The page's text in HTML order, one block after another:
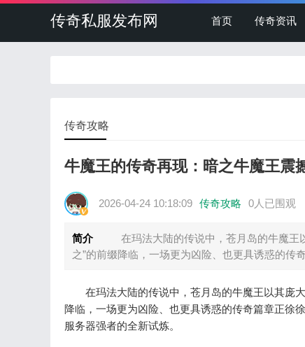
传奇私服发布网 首页 传奇资讯
传奇攻略
牛魔王的传奇再现：暗之牛魔王震
2026-04-24 10:18:09 传奇攻略 0人已围观
简介
在玛法大陆的传说中，苍月岛的牛魔王
之”的前缀降临，一场更为凶险、也更具诱惑的传
在玛法大陆的传说中，苍月岛的牛魔王以其庞大
降临，一场更为凶险、也更具诱惑的传奇篇章正徐
服务器强者的全新试炼。